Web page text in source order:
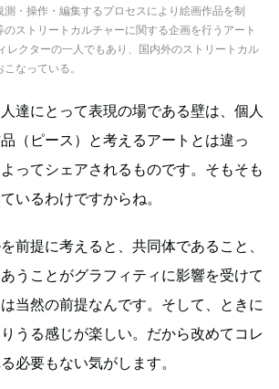
測・操作・編集するプロセスにより絵画作品を制
ストリートカルチャーに関する企画を行うアート
レクターの一人でもあり、国内外のストリートカル
なっている。
人達にとって表現の場である壁は、個人
（ピース）と考えるアートとは違っ
ってシェアされるものです。そもそも
いるわけですからね。
前提に考えると、共同体であること、
うことがグラフィティに影響を受けて
当然の前提なんです。そして、ときに
うる感じが楽しい。だから改めてコレ
必要もない気がします。